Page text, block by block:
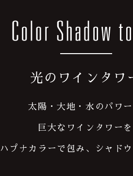
光のワインタワ
太陽・大地・水のパワ
巨大なワインタワーを
ハプナカラーで包み、シャド